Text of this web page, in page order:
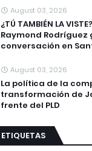
August 03, 2026
¿TÚ TAMBIÉN LA
Raymond Rodríguez
conversación en
August 03, 2026
La política de la
transformación de
frente del PLD
ETIQUETAS